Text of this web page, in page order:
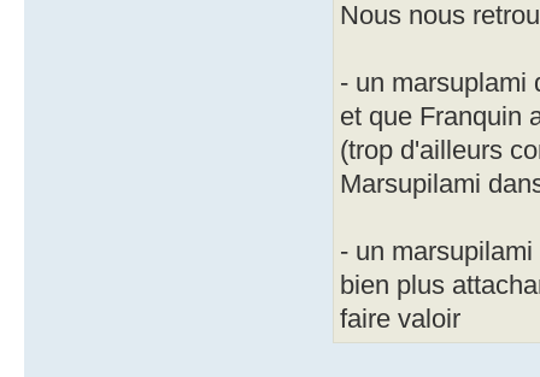
Nous nous
- un marsuplami
et que Franquin
(trop d'ailleurs
Marsupilami
- un
bien plus
faire valoir